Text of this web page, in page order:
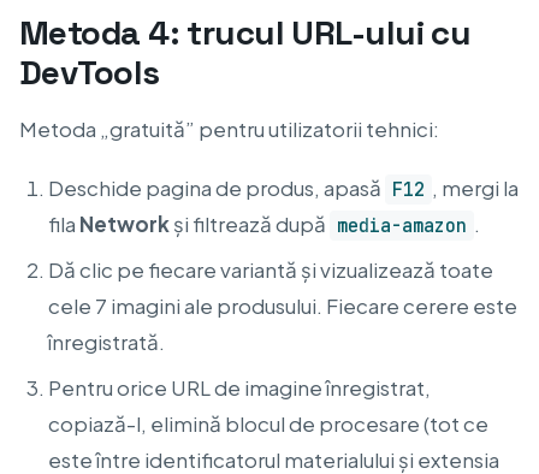
Metoda 4: trucul URL-ului cu
DevTools
Metoda „gratuită” pentru utilizatorii tehnici:
Deschide pagina de produs, apasă F12 , mergi la
fila Networkși filtrează după media-amazon .
Dă clic pe fiecare variantă și vizualizează toate
cele 7 imagini ale produsului. Fiecare cerere este
înregistrată.
Pentru orice URL de imagine înregistrat,
copiază-l, elimină blocul de procesare (tot ce
este între identificatorul materialului și extensia